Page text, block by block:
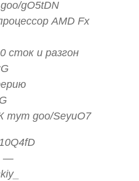
gO5tDN
AMD Fx
сток и разгон
тут goo/SeyuO7
—